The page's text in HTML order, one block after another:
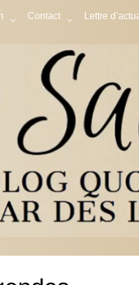
Contact Lettre